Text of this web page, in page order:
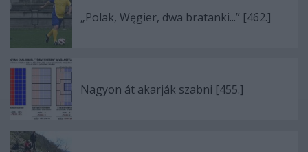
„Polak, Węgier, dwa bratanki...” [462.]
Nagyon át akarják szabni [455.]